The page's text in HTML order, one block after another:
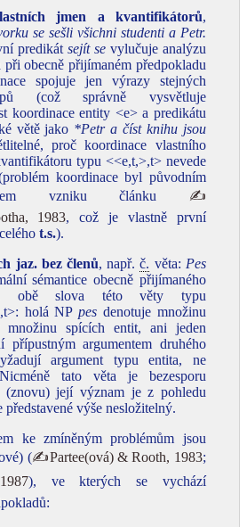
jmen a kvantifikátorů,
se sešli všichni studenti a Petr.
predikát sejít sevylučuje analýzu
obecně přijímaném předpokladu
spojuje jen výrazy stejných
(což správně vysvětluje
koordinace entity <e> a predikátu
větě jako *Petr a číst knihu jsou
proč koordinace vlastního
typu <<e,t,>,t> nevede
koordinace byl původním
vzniku článku ✍
1983, což je vlastně první
t.s.).
jaz. bez členů, např.č. věta: Pes
sémantice obecně přijímaného
obě slova této věty typu
holá NPpes denotuje množinu
spících entit, ani jeden
argumentem druhého
argument typu entita, ne
tato věta je bezesporu
(znovu) její význam je z pohledu
výše nesložitelný.
ke zmíněným problémům jsou
(✍Partee(ová) & Rooth, 1983;
), ve kterých se vychází